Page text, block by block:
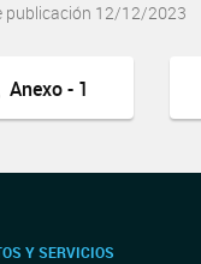
publicación 12/12/2023
Anexo - 1
Y SERVICIOS